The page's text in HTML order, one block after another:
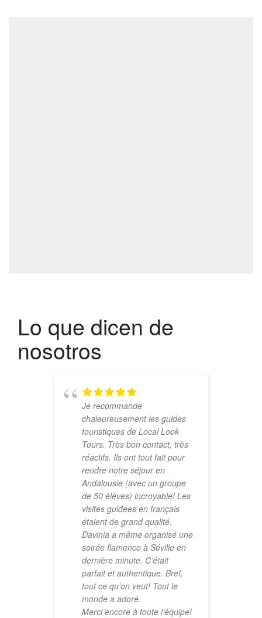
Lo que dicen de
nosotros
Je recommande
chaleureusement les guides
touristiques de Local Look
Tours. Très bon contact, très
réactifs. Ils ont tout fait pour
rendre notre séjour en
Andalousie (avec un groupe
de 50 élèves) incroyable! Les
visites guidées en français
étaient de grand qualité.
Davinia a même organisé une
soirée flamenco à Séville en
dernière minute. C’était
parfait et authentique. Bref,
tout ce qu’on veut! Tout le
monde a adoré.
Merci encore à toute l’équipe!